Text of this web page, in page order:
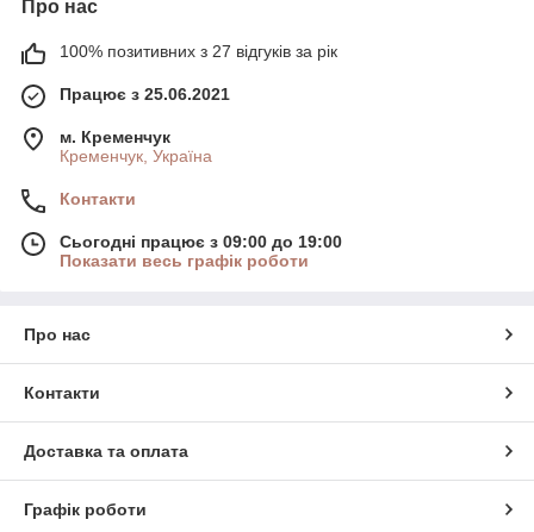
Про нас
100% позитивних з 27 відгуків за рік
Працює з 25.06.2021
м. Кременчук
Кременчук, Україна
Контакти
Сьогодні працює з 09:00 до 19:00
Показати весь графік роботи
Про нас
Контакти
Доставка та оплата
Графік роботи